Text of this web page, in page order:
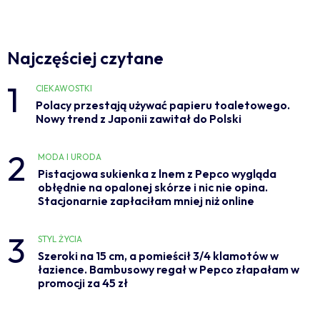
Najczęściej czytane
1 CIEKAWOSTKI
Polacy przestają używać papieru toaletowego.
Nowy trend z Japonii zawitał do Polski
2 MODA I URODA
Pistacjowa sukienka z lnem z Pepco wygląda
obłędnie na opalonej skórze i nic nie opina.
Stacjonarnie zapłaciłam mniej niż online
3 STYL ŻYCIA
Szeroki na 15 cm, a pomieścił 3/4 klamotów w
łazience. Bambusowy regał w Pepco złapałam w
promocji za 45 zł